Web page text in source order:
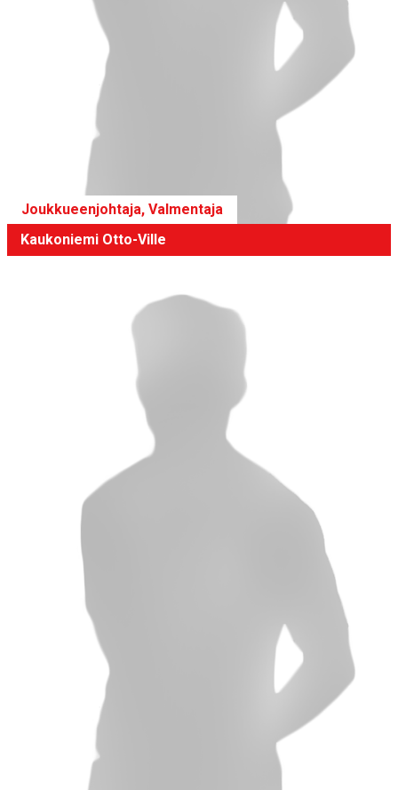
Joukkueenjohtaja, Valmentaja
Kaukoniemi Otto-Ville